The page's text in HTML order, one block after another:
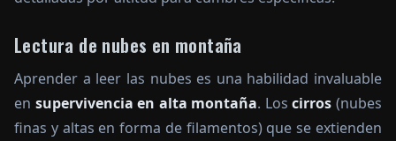
Lectura de nubes en montaña
Aprender a leer las nubes es una habilidad invaluable
en supervivencia en alta montaña. Loscirros (nubes
finas y altas en forma de filamentos) que se extienden